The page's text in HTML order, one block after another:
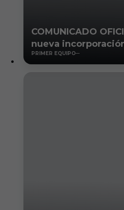
COMUNICADO
nueva
PRIMER EQUIPO